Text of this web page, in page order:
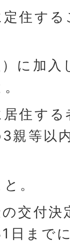
住す
に加入
住す
親等以
。
交付決
日まで